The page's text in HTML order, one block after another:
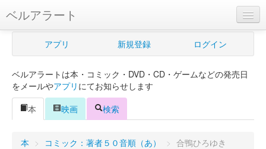
ベルアラート
ベルアラートとは
新規登録
ログイン
アプリ 新規登録 ログイン
ベルアラートは本・コミック・DVD・CD・ゲームなどの発売日
をメールやアプリ にてお知らせします
本
映画 検索
本 > コミック：著者５０音順（あ） > 合鴨ひろゆき